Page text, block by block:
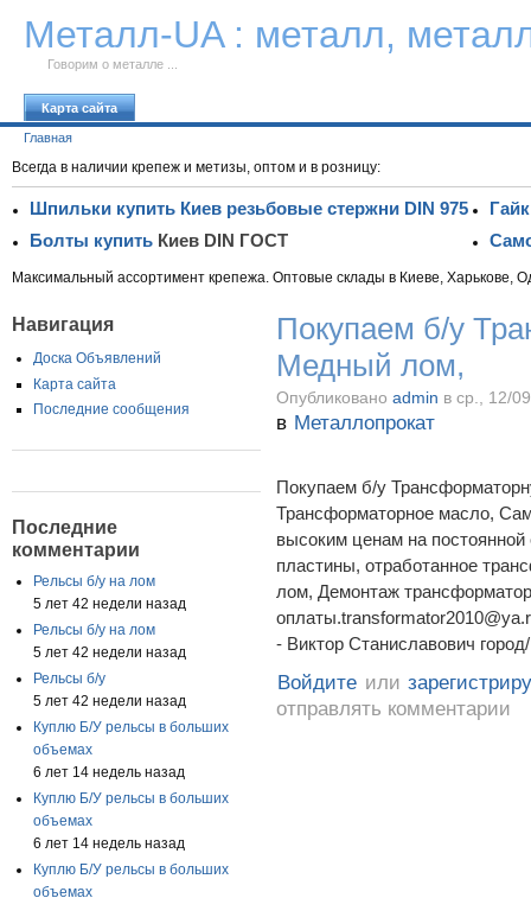
Металл-UA : металл,
Говорим о металле ...
Карта сайта
Главная
Всегда в наличии крепеж и метизы, оптом и в розницу:
Шпильки купить Киев резьбовые стержни DIN 975
Болты купитьКиев DIN ГОСТ
Максимальный ассортимент крепежа. Оптовые склады в Киеве, Харькове,
Навигация
Доска Объявлений
Карта сайта
Последние сообщения
Последние
комментарии
Рельсы б/у на лом
5 лет 42 недели назад
Рельсы б/у на лом
5 лет 42 недели назад
Рельсы б/у
5 лет 42 недели назад
Куплю Б/У рельсы в больших
объемах
6 лет 14 недель назад
Куплю Б/У рельсы в больших
объемах
6 лет 14 недель назад
Куплю Б/У рельсы в больших
объемах
Покупаем б/у
Медный лом,
Опубликовано admin в ср., 12/
в Металлопрокат
Покупаем б/у
Трансформаторное масло,
высоким ценам на
пластины, отработанное
лом, Демонтаж
- Виктор Станиславович
Войдите или
отправлять комментарии